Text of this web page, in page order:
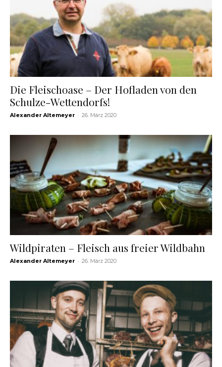
Die Fleischoase – Der Hofladen von den
Schulze-Wettendorfs!
Alexander Altemeyer - 26. März 2020
Wildpiraten – Fleisch aus freier Wildbahn
Alexander Altemeyer - 26. März 2020